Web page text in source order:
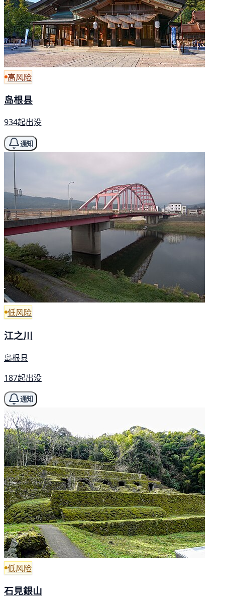
高风险
岛根县
934起出没
通知
低风险
江之川
岛根县
187起出没
通知
低风险
石見銀山